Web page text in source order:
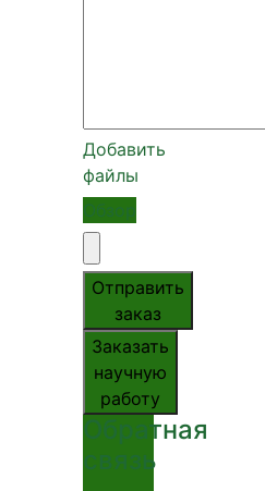
Добавить
файлы
Обзор
Отправить
заказ
Заказать
научную
работу
Обратная
связь